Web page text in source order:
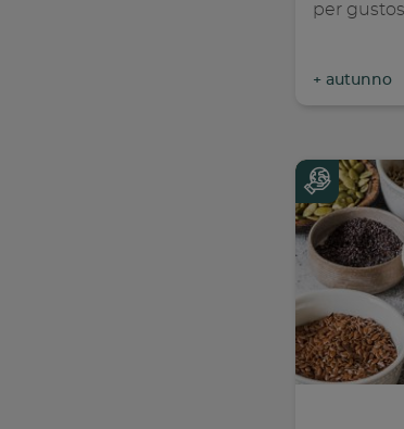
per
+ autunno